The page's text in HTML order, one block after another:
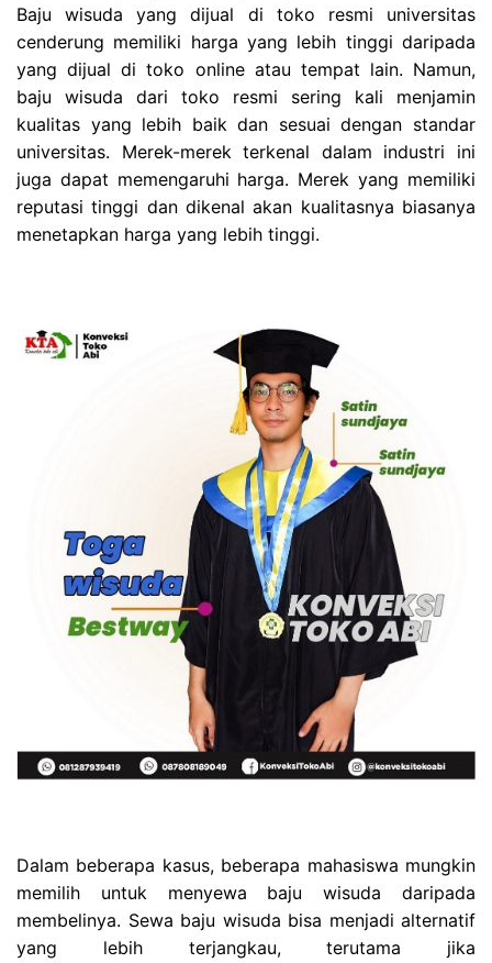
Baju wisuda yang dijual di toko resmi universitas
cenderung memiliki harga yang lebih tinggi daripada
yang dijual di toko online atau tempat lain. Namun,
baju wisuda dari toko resmi sering kali menjamin
kualitas yang lebih baik dan sesuai dengan standar
universitas. Merek-merek terkenal dalam industri ini
juga dapat memengaruhi harga. Merek yang memiliki
reputasi tinggi dan dikenal akan kualitasnya biasanya
menetapkan harga yang lebih tinggi.
Dalam beberapa kasus, beberapa mahasiswa mungkin
memilih untuk menyewa baju wisuda daripada
membelinya. Sewa baju wisuda bisa menjadi alternatif
yang lebih terjangkau, terutama jika